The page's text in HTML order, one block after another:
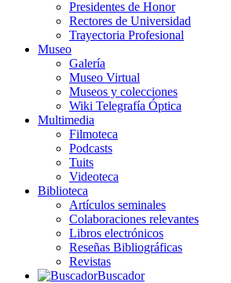
Presidentes de Honor
Rectores de Universidad
Trayectoria Profesional
Museo
Galería
Museo Virtual
Museos y colecciones
Wiki Telegrafía Óptica
Multimedia
Filmoteca
Podcasts
Tuits
Videoteca
Biblioteca
Artículos seminales
Colaboraciones relevantes
Libros electrónicos
Reseñas Bibliográficas
Revistas
Buscador